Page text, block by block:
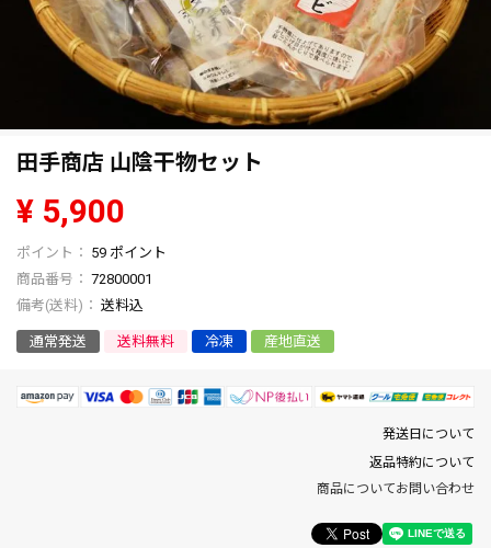
田手商店 山陰干物セット
¥ 5,900
59 ポイント
商品番号
72800001
送料込
通常発送 送料無料 冷凍 産地直送
発送日について
返品特約について
商品についてお問い合わせ